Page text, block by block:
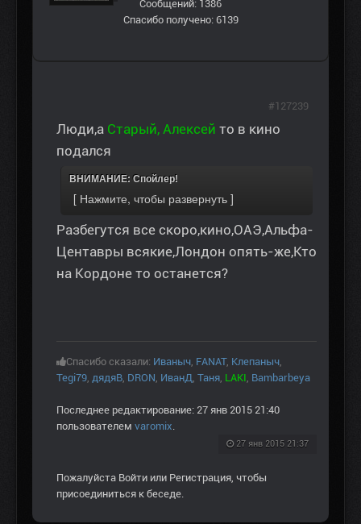
Сообщений: 1386
Спасибо получено: 6139
Люди,а Старый, Алексей то в кино
подался
ВНИМАНИЕ: Спойлер!
Разбегутся все скоро,кино,ОАЭ,Альфа-
Центавры всякие,Лондон опять-же,Кто
на Кордоне то останется?
Спасибо сказали: Иваныч FANAT, Клепаныч
Tegi79 дядяВ DRON ИванД Таня LAKI Bambarbeya
Последнее редактирование: 27 янв 2015 21:40
пользователем varomix
27 янв 2015 21:37
#127239
Пожалуйста Войти или Регистрация , чтобы
присоединиться к беседе.